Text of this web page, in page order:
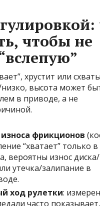
чтобы не
хрустит или
высота может
в приводе, а не
фрикционов
“хватает” только
вероятны износ диска/
утечка/залипание в
ход рулетки:
часто